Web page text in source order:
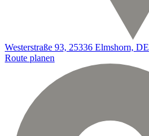
Westerstraße 93, 25336 Elmshorn, DE
Route planen